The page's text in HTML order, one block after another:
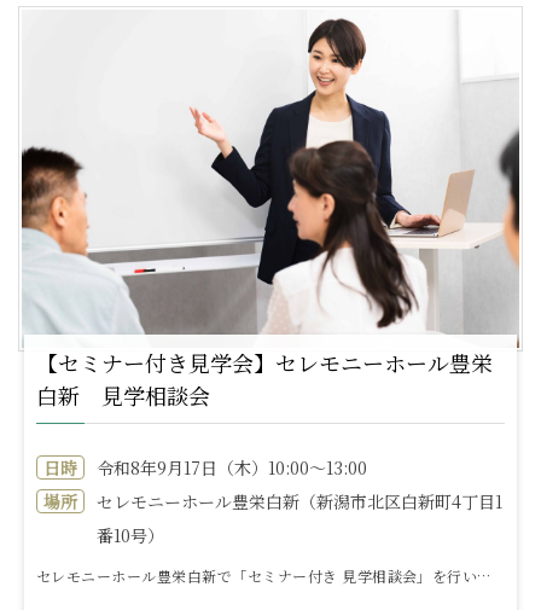
【セミナー付き見学会】セレモニーホール豊栄
白新 見学相談会
日時
令和8年9月17日（木）10:00～13:00
場所
セレモニーホール豊栄白新（新潟市北区白新町4丁目1
番10号）
セレモニーホール豊栄白新で「セミナー付き 見学相談会」を行います。セミナーご参加でジェラートプレゼント‼この機会にぜひご参加ください。【開催イベント】...